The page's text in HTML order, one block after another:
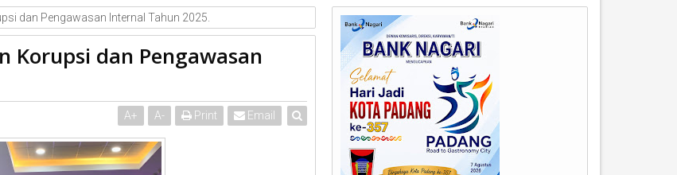
dan Pengawasan Internal Tahun 2025.
Korupsi dan Pengawasan
A+ A- Print Email